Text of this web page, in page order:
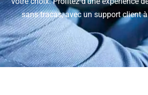
sans tracas, avec un support client à